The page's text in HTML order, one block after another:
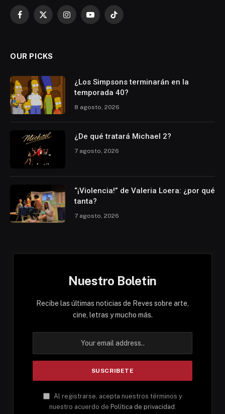
Facebook
X
InstagramYouTubeTikTok
OUR PICKS
¿Los Simpsons terminarán en la
temporada 40?
8 agosto, 2026
¿De qué tratará Michael 2?
7 agosto, 2026
“¡Violencia!” de Valeria Loera: ¿por qué
tanta?
7 agosto, 2026
Nuestro Boletin
Recibe las últimas noticias de Reves sobre arte,
cine, letras y mucho más.
Al registrarse, acepta nuestros términos y
nuestro acuerdo de Política de privacidad .